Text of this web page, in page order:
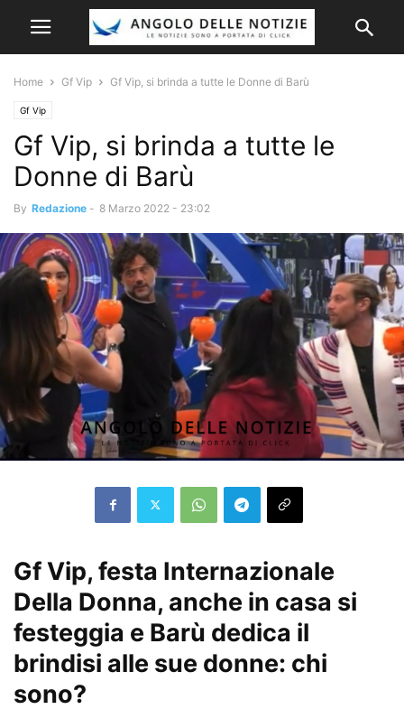
Home Gf Vip Gf Vip, si brinda a tutte le Donne di Barù
Gf Vip
Gf Vip, si brinda a tutte le
Donne di Barù
By Redazione - 8 Marzo 2022 - 23:02
Gf Vip, festa Internazionale
Della Donna, anche in casa si
festeggia e Barù dedica il
brindisi alle sue donne: chi
sono?